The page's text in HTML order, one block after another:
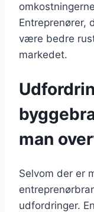
Entreprenører,
være bedre
markedet.
man
Selvom der er
udfordringer.